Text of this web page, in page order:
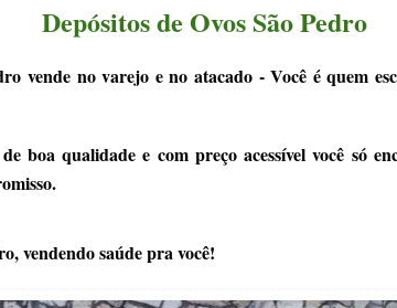
Depósitos de Ovos São Pedro
vende no varejo e no atacado - Você é quem
boa qualidade e com preço acessível você só
vendendo saúde pra você!